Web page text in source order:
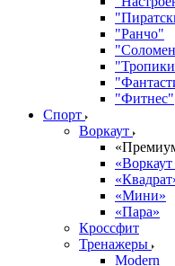
"Ранчо"
"Фитнес"
Спорт
Воркаут
«Мини»
«Пара»
Кроссфит
Тренажеры
Modern